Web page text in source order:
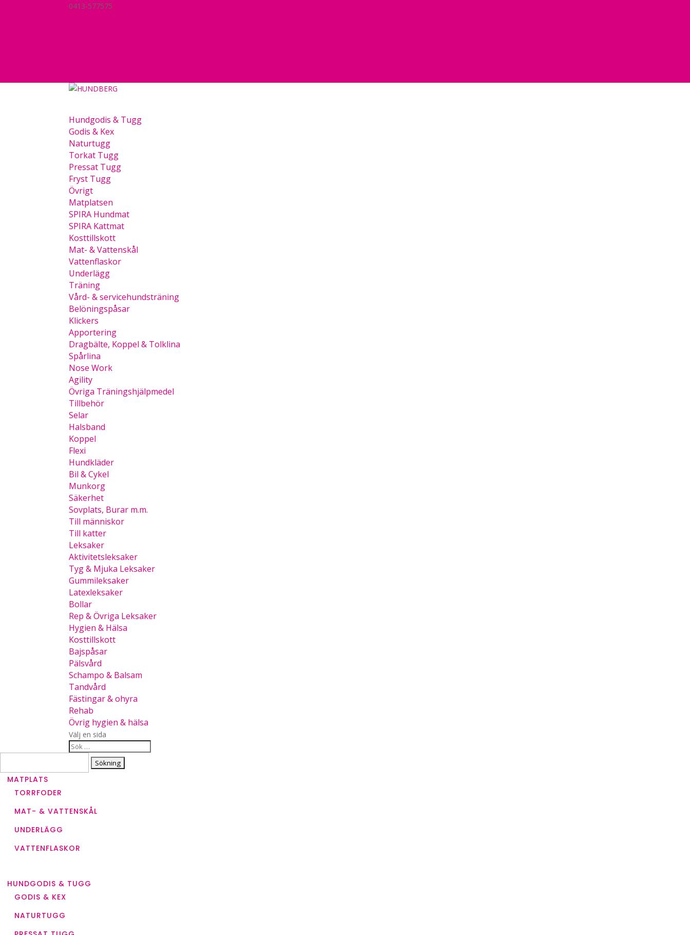
0413-577575
Hundgodis & Tugg
Godis & Kex
Naturtugg
Torkat Tugg
Pressat Tugg
Fryst Tugg
Övrigt
Matplatsen
SPIRA Hundmat
SPIRA Kattmat
Kosttillskott
Mat- & Vattenskål
Vattenflaskor
Underlägg
Träning
Vård- & servicehundsträning
Belöningspåsar
Klickers
Apportering
Dragbälte, Koppel & Tolklina
Spårlina
Nose Work
Agility
Övriga Träningshjälpmedel
Tillbehör
Selar
Halsband
Koppel
Flexi
Hundkläder
Bil & Cykel
Munkorg
Säkerhet
Sovplats, Burar m.m.
Till människor
Till katter
Leksaker
Aktivitetsleksaker
Tyg & Mjuka Leksaker
Gummileksaker
Latexleksaker
Bollar
Rep & Övriga Leksaker
Hygien & Hälsa
Kosttillskott
Bajspåsar
Pälsvård
Schampo & Balsam
Tandvård
Fästingar & ohyra
Rehab
Övrig hygien & hälsa
Välj en sida
efter:
MATPLATS
TORRFODER
MAT- & VATTENSKÅL
UNDERLÄGG
VATTENFLASKOR
HUNDGODIS & TUGG
GODIS & KEX
NATURTUGG